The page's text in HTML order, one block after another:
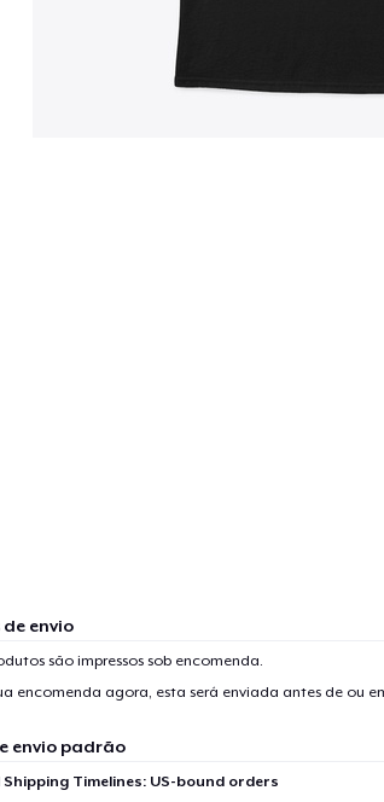
envio
são impressos sob encomenda.
encomenda agora, esta será enviada antes de ou
envio padrão
Timelines: US-bound orders